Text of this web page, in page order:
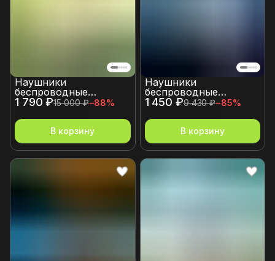
1 790 ₽15 000 ₽−88%
Наушники
беспроводные
накладные большие с
В корзину
1 450 ₽9 430 ₽−85%
Наушники
беспроводные
детские для девочек и
В корзину